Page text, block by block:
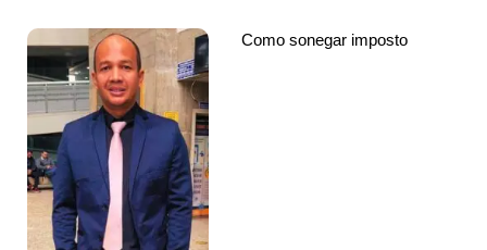
Como sonegar imposto